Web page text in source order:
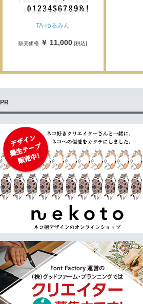
TA-ゆるみん
販売価格 ￥ 11,000 [税込]
PR